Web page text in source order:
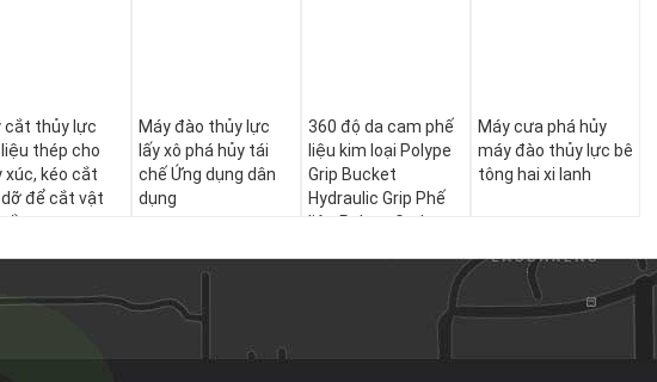
cắt thủy lực
thép cho
xúc, kéo cắt
để cắt vật
Máy đào thủy lực
lấy xô phá hủy tái
chế Ứng dụng dân
dụng
360 độ da cam phế
liệu kim loại Polype
Grip Bucket
Hydraulic Grip Phế
liệu Polype Grab
Máy cưa phá hủy
máy đào thủy lực bê
tông hai xi lanh